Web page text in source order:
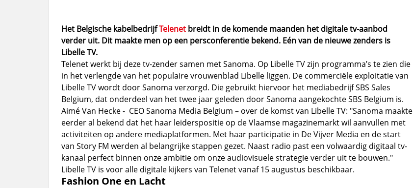
Het Belgische kabelbedrijfTelenet breidt in de komende maanden het digitale tv-aanbod
verder uit. Dit maakte men op een persconferentie bekend. Eén van de nieuwe zenders is
Libelle TV.
Telenet werkt bij deze tv-zender samen met Sanoma. Op Libelle TV zijn programma’s te zien die
in het verlengde van het populaire vrouwenblad Libelle liggen. De commerciële exploitatie van
Libelle TV wordt door Sanoma verzorgd. Die gebruikt hiervoor het mediabedrijf SBS Sales
Belgium, dat onderdeel van het twee jaar geleden door Sanoma aangekochte SBS Belgium is.
Aimé Van Hecke - CEO Sanoma Media Belgium – over de komst van Libelle TV: "Sanoma maakte
eerder al bekend dat het haar leiderspositie op de Vlaamse magazinemarkt wil aanvullen met
activiteiten op andere mediaplatformen. Met haar participatie in De Vijver Media en de start
van Story FM werden al belangrijke stappen gezet. Naast radio past een volwaardig digitaal tv-
kanaal perfect binnen onze ambitie om onze audiovisuele strategie verder uit te bouwen."
Libelle TV is voor alle digitale kijkers van Telenet vanaf 15 augustus beschikbaar.
Fashion One en Lacht